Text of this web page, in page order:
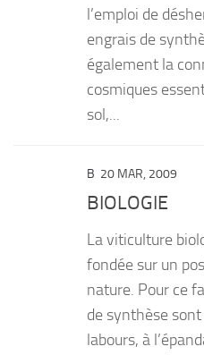
l’emploi de
engrais de
également la
cosmiques
sol,...
B 20 MAR, 2009
BIOLOGIE
La viticulture
fondée sur un
nature. Pour ce
de synthèse
labours, à